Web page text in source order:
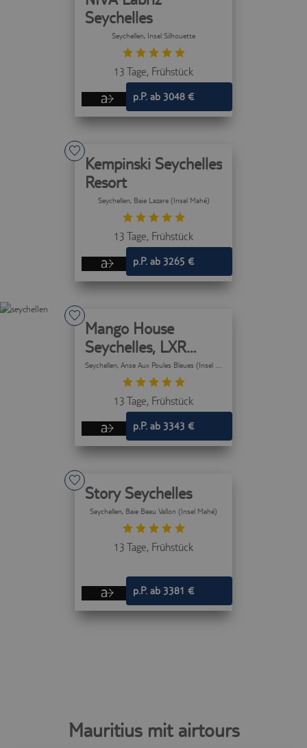
Seychelles
Seychellen, Insel Silhouette
13 Tage, Frühstück
p.P. ab 3048 €
Kempinski Seychelles
Resort
Seychellen, Baie Lazare (Insel Mahé)
13 Tage, Frühstück
p.P. ab 3265 €
Mango House
Seychelles, LXR
Hotels & Resorts
Seychellen, Anse Aux Poules Bleues (Insel Mahé)
13 Tage, Frühstück
p.P. ab 3343 €
Story Seychelles
Seychellen, Baie Beau Vallon (Insel Mahé)
13 Tage, Frühstück
p.P. ab 3381 €
Mauritius mit airtours